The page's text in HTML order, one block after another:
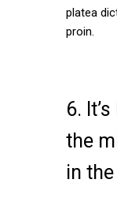
platea
proin.
6.
the
in